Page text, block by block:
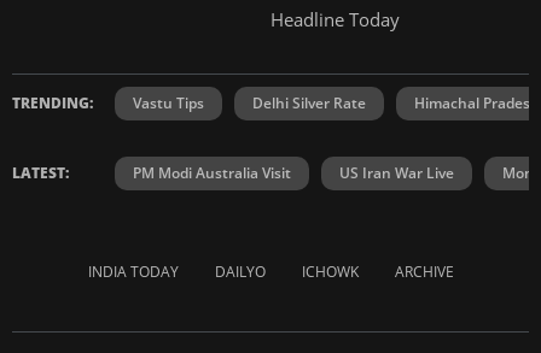
Headline Today
TRENDING: Vastu Tips Delhi Silver Rate Himachal
LATEST: PM Modi Australia Visit US Iran War Live
INDIA TODAY DAILYO ICHOWK ARCHIVE